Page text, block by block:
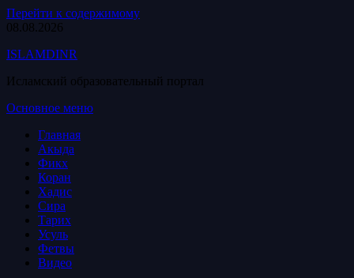
Перейти к содержимому
08.08.2026
ISLAMDINR
Исламский образовательный портал
Основное меню
Главная
Акыда
Фикх
Коран
Хадис
Сира
Тарих
Усуль
Фетвы
Видео